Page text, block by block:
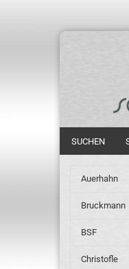
SUCHEN
Auerhahn
Bruckmann
BSF
Christofle